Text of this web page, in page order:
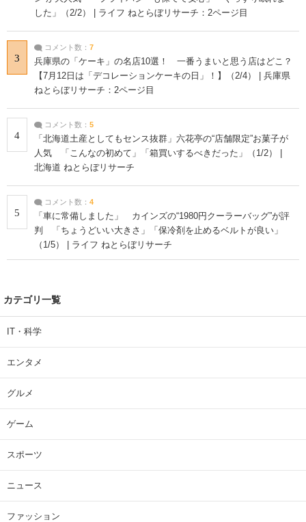
した」（2/2） | ライフ ねとらぼリサーチ：2ページ目
3
コメント数： 7
兵庫県の「ケーキ」の名店10選！ 一番うまいと思う店はどこ？
【7月12日は「デコレーションケーキの日」！】（2/4） | 兵庫県
ねとらぼリサーチ：2ページ目
4
コメント数： 5
「北海道土産としてもセンス抜群」六花亭の“店舗限定”お菓子が
人気 「こんなの初めて」「箱買いするべきだった」（1/2） |
北海道 ねとらぼリサーチ
5
コメント数： 4
「車に常備しました」 カインズの“1980円クーラーバッグ”が評
判 「ちょうどいい大きさ」「保冷剤を止めるベルトが良い」
（1/5） | ライフ ねとらぼリサーチ
カテゴリ一覧
IT・科学
エンタメ
グルメ
ゲーム
スポーツ
ニュース
ファッション